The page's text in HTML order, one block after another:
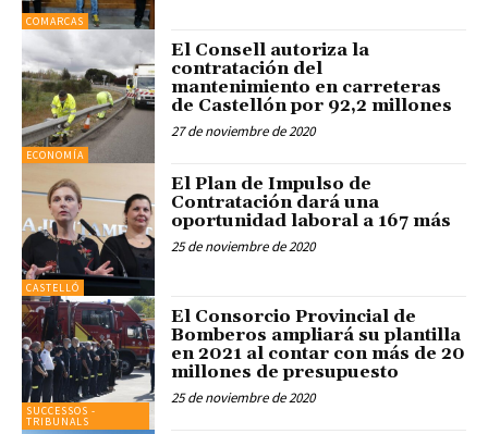
COMARCAS
ECONOMÍA
El Consell autoriza la
contratación del
mantenimiento en carreteras
de Castellón por 92,2 millones
27 de noviembre de 2020
CASTELLÓ
El Plan de Impulso de
Contratación dará una
oportunidad laboral a 167 más
25 de noviembre de 2020
SUCCESSOS -
TRIBUNALS
El Consorcio Provincial de
Bomberos ampliará su plantilla
en 2021 al contar con más de 20
millones de presupuesto
25 de noviembre de 2020